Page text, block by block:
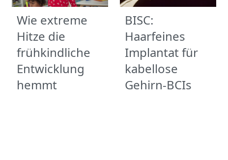
Wie extreme
Hitze die
frühkindliche
Entwicklung
hemmt
BISC:
Haarfeines
Implantat für
kabellose
Gehirn-BCIs